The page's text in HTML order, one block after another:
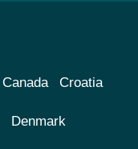
Canada Croatia
Denmark